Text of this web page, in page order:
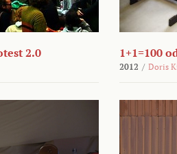
2.0 1+1=100
2012 / Doris